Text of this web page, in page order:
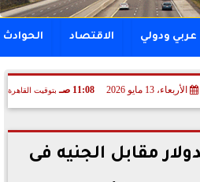
عربي ودولي الاقتصاد الحوادث
الأربعاء، 13 مايو 2026 11:08 صـ بتوقيت القاهرة
مقابل الجنيه فى